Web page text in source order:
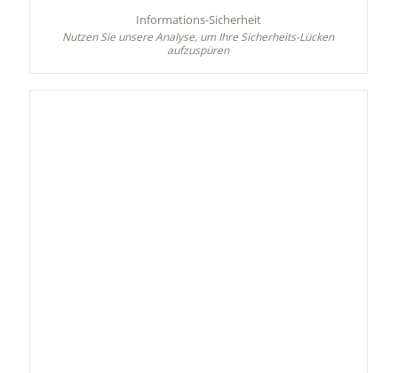
Informations-Sicherheit
Nutzen Sie unsere Analyse, um Ihre Sicherheits-Lücken
aufzuspüren